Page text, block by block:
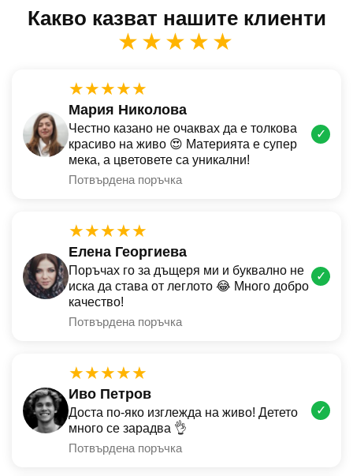
Какво казват нашите клиенти
★★★★★
★★★★★
Мария Николова
Честно казано не очаквах да е толкова
красиво на живо 😍 Материята е супер
мека, а цветовете са уникални!
Потвърдена поръчка
✓
★★★★★
Елена Георгиева
Поръчах го за дъщеря ми и буквално не
иска да става от леглото 😂 Много добро
качество!
Потвърдена поръчка
✓
★★★★★
Иво Петров
Доста по-яко изглежда на живо! Детето
много се зарадва 👌
Потвърдена поръчка
✓